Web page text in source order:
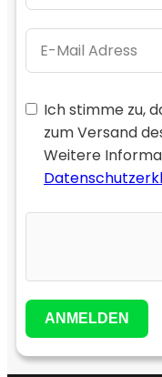
Ich stimme zu,
zum Versand
Weitere
ANMELDEN